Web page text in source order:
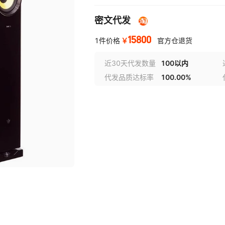
密文代发
1件价格 ￥15800 官方仓退货
近30天代发数量 100以内
代发品质达标率
100.00%